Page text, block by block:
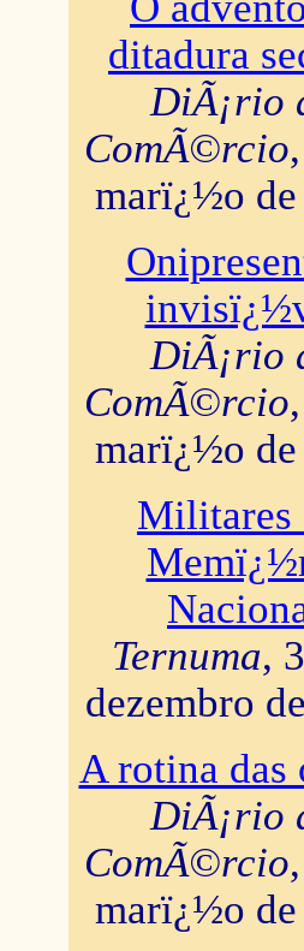
ditadura
DiÃ¡rio
ComÃ©rcio
marï¿½o de
DiÃ¡rio
ComÃ©rcio
marï¿½o de
Militares
Ternuma,
dezembro
A rotina das
DiÃ¡rio
ComÃ©rcio
marï¿½o de